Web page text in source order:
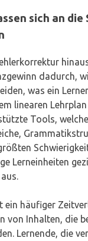
sich an die
dadurch,
was ein
linearen
Tools, welche
Lerneinheiten
ein häufiger
von Inhalten, die
Lernende, die